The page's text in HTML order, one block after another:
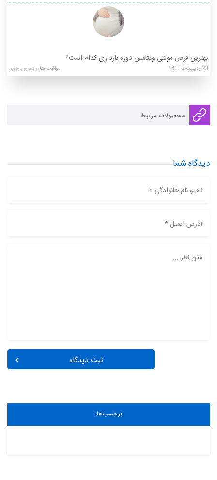
بهترین قرص مولتی ویتامین دوره بارداری کدام است؟
23اردیبهشت1400 مراقبت های دوران بارداری
محصولات مرتبط
دیدگاه شما
نام و نام خانوادگی *
آدرس ایمیل *
متن نظر ...